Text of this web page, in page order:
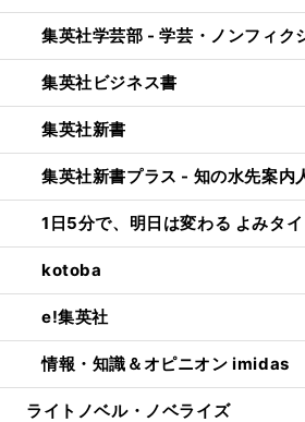
集英社学芸部 - 学芸・ノンフィク
集英社ビジネス書
集英社新書
集英社新書プラス - 知の水先案内
1日5分で、明日は変わる よみタ
kotoba
e!集英社
情報・知識＆オピニオン imidas
ライトノベル・ノベライズ